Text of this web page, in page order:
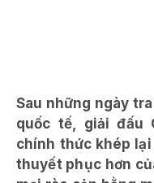
Sau những ngày
quốc tế, giải đấu
chính thức khép
thuyết phục hơn